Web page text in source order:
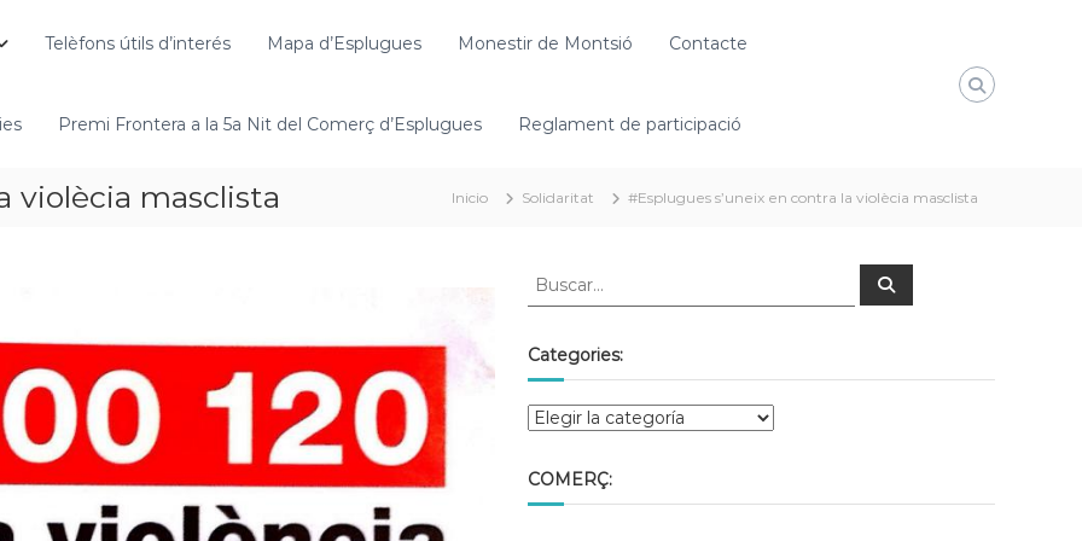
Telèfons útils d’interés Mapa d’Esplugues Monestir de Montsió Contacte
Premi Frontera a la 5a Nit del Comerç d’Esplugues Reglament de participació
violècia masclista Inicio Solidaritat #Esplugues s’uneix en contra la violècia masclista
Categories:
COMERÇ: